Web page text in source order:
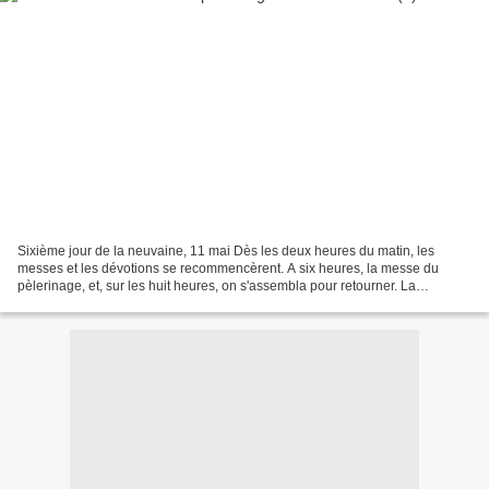
Sixième jour de la neuvaine, 11 mai Dès les deux heures du matin, les
messes et les dévotions se recommencèrent. A six heures, la messe du
pèlerinage, et, sur les huit heures, on s'assembla pour retourner. La